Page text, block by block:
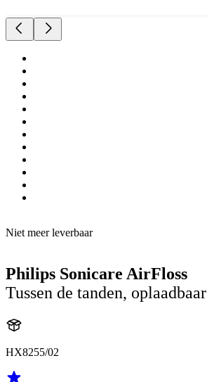
Niet meer leverbaar
Philips Sonicare AirFloss
Tussen de tanden, oplaadbaar
HX8255/02